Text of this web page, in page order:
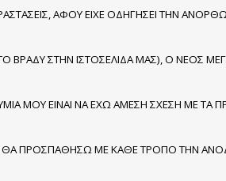
ΑΦΟΥ ΕΙΧΕ ΟΔΗΓΗΣΕΙ ΤΗΝ
ΒΡΑΔΥ ΣΤΗΝ ΙΣΤΟΣΕΛΙΔΑ ΜΑΣ), Ο ΝΕΟΣ
ΜΟΥ ΕΙΝΑΙ ΝΑ ΕΧΩ ΑΜΕΣΗ ΣΧΕΣΗ ΜΕ
ΘΑ ΠΡΟΣΠΑΘΗΣΩ ΜΕ ΚΑΘΕ ΤΡΟΠΟ ΤΗΝ